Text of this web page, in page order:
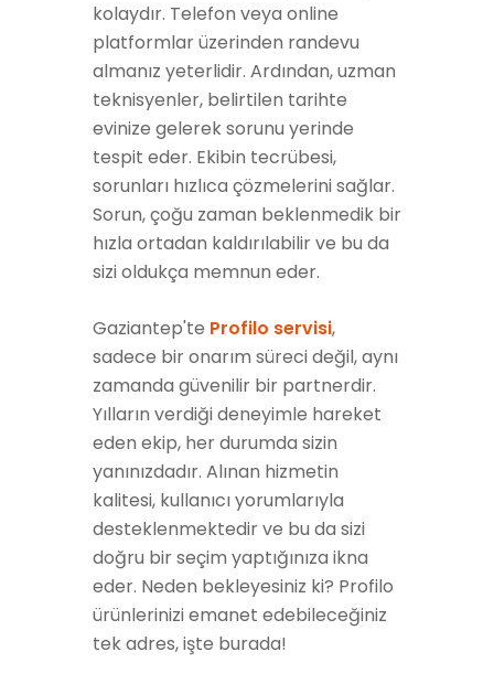
kolaydır. Telefon veya online
platformlar üzerinden randevu
almanız yeterlidir. Ardından, uzman
teknisyenler, belirtilen tarihte
evinize gelerek sorunu yerinde
tespit eder. Ekibin tecrübesi,
sorunları hızlıca çözmelerini sağlar.
Sorun, çoğu zaman beklenmedik bir
hızla ortadan kaldırılabilir ve bu da
sizi oldukça memnun eder.
Gaziantep'te Profilo servisi,
sadece bir onarım süreci değil, aynı
zamanda güvenilir bir partnerdir.
Yılların verdiği deneyimle hareket
eden ekip, her durumda sizin
yanınızdadır. Alınan hizmetin
kalitesi, kullanıcı yorumlarıyla
desteklenmektedir ve bu da sizi
doğru bir seçim yaptığınıza ikna
eder. Neden bekleyesiniz ki? Profilo
ürünlerinizi emanet edebileceğiniz
tek adres, işte burada!